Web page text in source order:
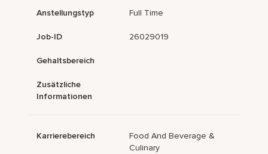
Anstellungstyp Full Time
Job-ID 26029019
Gehaltsbereich
Zusätzliche
Informationen
Karrierebereich
Food And Beverage &
Culinary